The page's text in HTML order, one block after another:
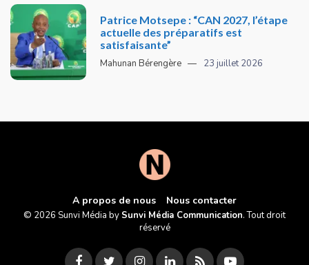
Patrice Motsepe : “CAN 2027, l’étape
actuelle des préparatifs est
satisfaisante”
Mahunan Bérengère 23 juillet 2026
A propos de nous Nous contacter
© 2026 Sunvi Média by Sunvi Média Communication. Tout droit
réservé